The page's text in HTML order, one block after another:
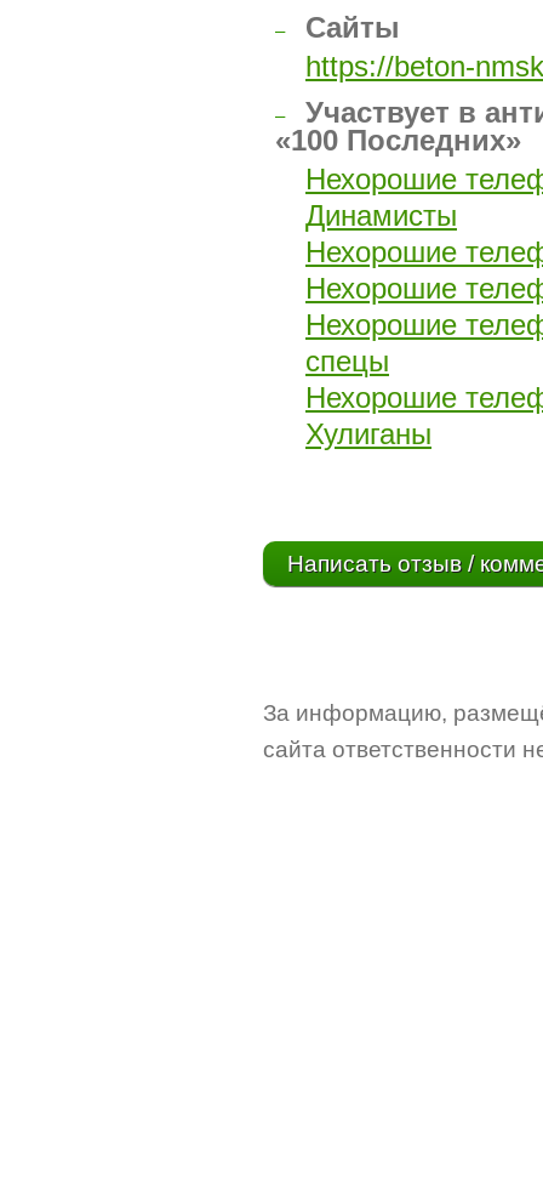
–
Cайты
https://beton-
–
Участвует в
«100 Последних»
Нехорошие
Динамисты
Нехорошие
Нехорошие
Нехорошие
спецы
Нехорошие
Хулиганы
Написать отзыв /
За информацию,
сайта ответственности